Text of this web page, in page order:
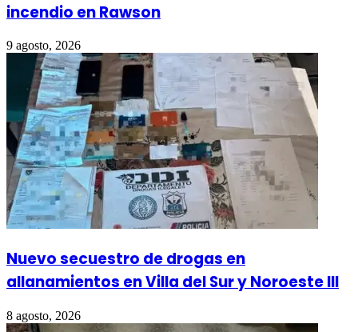
incendio en Rawson
9 agosto, 2026
Nuevo secuestro de drogas en
allanamientos en Villa del Sur y Noroeste III
8 agosto, 2026